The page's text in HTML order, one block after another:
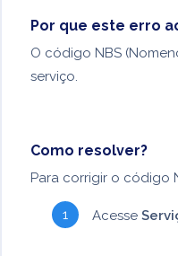
Por que este erro
O código NBS
serviço.
Como resolver?
Para corrigir o código
Acesse